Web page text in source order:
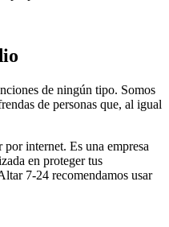
de ningún tipo. Somos
de personas que, al igual
por internet. Es una empresa
en proteger tus
7-24 recomendamos usar